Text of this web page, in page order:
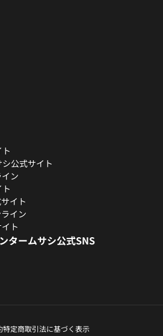
公式サイト
ン
イト
イン
ト
タームサシ公式SNS
特定商取引法に基づく表示